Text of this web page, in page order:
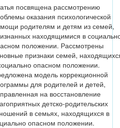
посвящена рассмотрению
оказания психологической
родителям и детям из семей,
находящимися в
положении. Рассмотрены
признаки семей,
опасном положении.
модель коррекционной
для родителей и детей,
на восстановление
детско-родительских
в семьях, находящихся в
опасном положении.